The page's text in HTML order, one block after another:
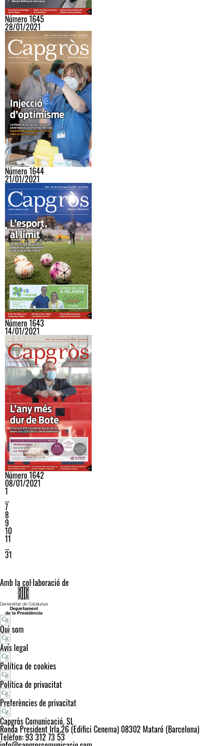
Número 1645
28/01/2021
Número 1644
21/01/2021
Número 1643
14/01/2021
Número 1642
08/01/2021
1
…
7
8
9
10
11
…
31
Amb la col·laboració de
Qui som
Avís legal
Política de cookies
Política de privacitat
Preferències de privacitat
Capgròs Comunicació, SL
Ronda President Irla,26 (Edifici Cenema) 08302 Mataró (Barcelona)
Telèfon: 93 312 73 53